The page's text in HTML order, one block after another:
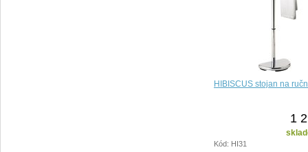
HIBISCUS stojan na
1
Kód: HI31